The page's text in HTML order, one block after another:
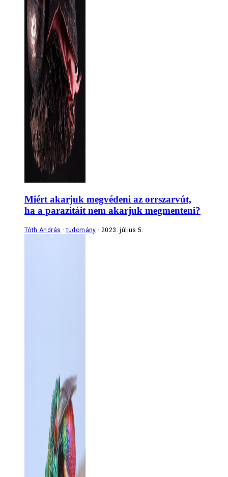
Miért akarjuk megvédeni az orrszarvút,
ha a parazitáit nem akarjuk megmenteni?
Tóth András tudomány 2023. július 5.